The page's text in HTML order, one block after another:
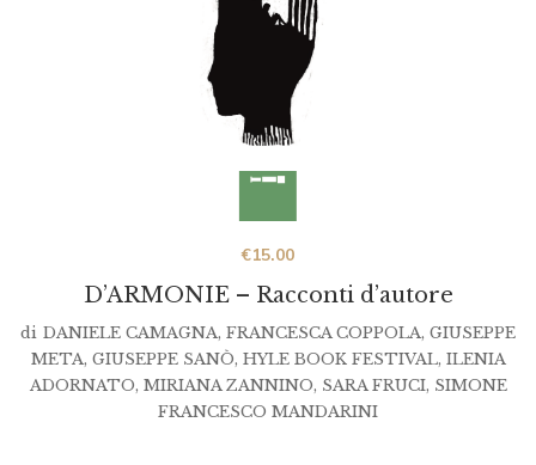
D’ARMONIE – Racconti d’autore
€15.00
di DANIELE CAMAGNA, FRANCESCA COPPOLA, GIUSEPPE
META, GIUSEPPE SANÒ, HYLE BOOK FESTIVAL, ILENIA
ADORNATO, MIRIANA ZANNINO, SARA FRUCI, SIMONE
FRANCESCO MANDARINI